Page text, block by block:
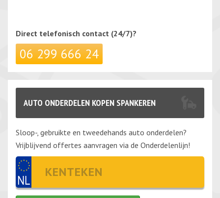
Direct telefonisch contact (24/7)?
06 299 666 24
AUTO ONDERDELEN KOPEN SPANKEREN
Sloop-, gebruikte en tweedehands auto onderdelen?
Vrijblijvend offertes aanvragen via de Onderdelenlijn!